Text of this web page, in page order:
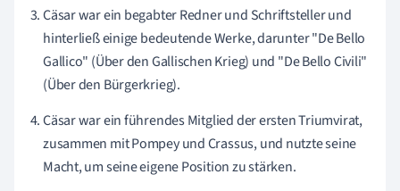
Cäsar war ein begabter Redner und Schriftsteller und
hinterließ einige bedeutende Werke, darunter "De Bello
Gallico" (Über den Gallischen Krieg) und "De Bello Civili"
(Über den Bürgerkrieg).
Cäsar war ein führendes Mitglied der ersten Triumvirat,
zusammen mit Pompey und Crassus, und nutzte seine
Macht, um seine eigene Position zu stärken.